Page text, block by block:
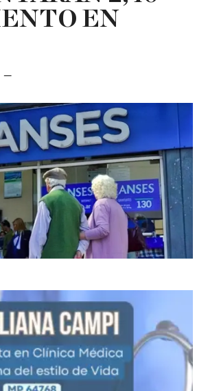
EN